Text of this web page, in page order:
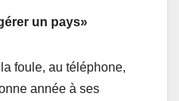
un pays»
foule, au téléphone,
année à ses